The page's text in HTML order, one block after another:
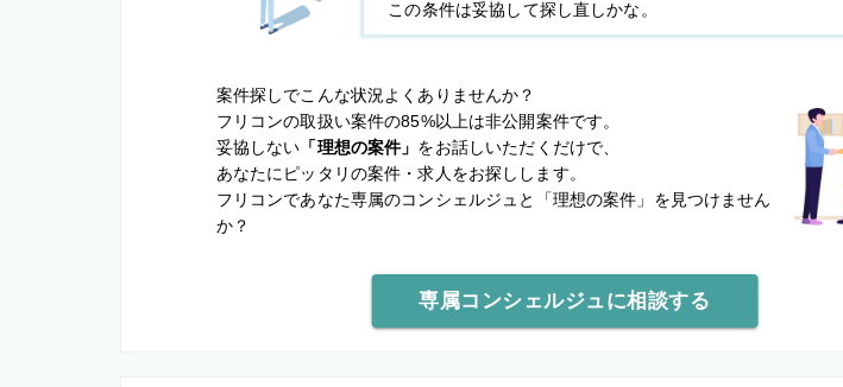
この条件は妥協して探し直しかな。
案件探しでこんな状況よくありませんか？
フリコンの取扱い案件の85%以上は非公開案件です。
妥協しない 「理想の案件」 をお話しいただくだけで、
あなたにピッタリの案件・求人をお探しします。
フリコンであなた専属のコンシェルジュと
「理想の案件」を見つけません
か？
専属コンシェルジュに相談する